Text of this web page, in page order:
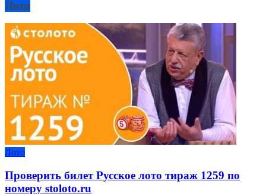
Лото
Лото
Проверить билет Русское лото тираж 1259 по
номеру stoloto.ru